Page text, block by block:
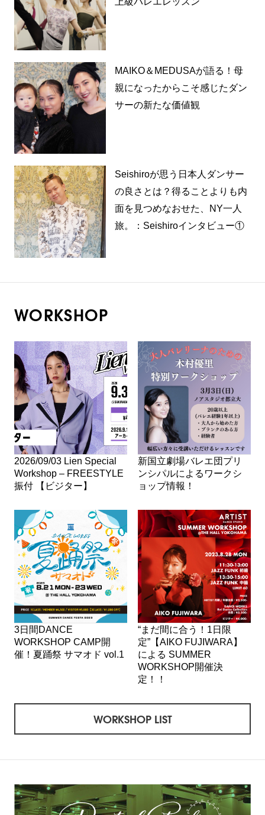
MAIKO＆MEDUSAが語る！母
親になったからこそ感じたダン
サーの新たな価値観
Seishiroが思う日本人ダンサー
の良さとは？得ることよりも内
面を見つめなおせた、NY一人
旅。：Seishiroインタビュー①
WORKSHOP
2026/09/03 Lien Special
Workshop – FREESTYLE
振付 【ビジター】
新国立劇場バレエ団プリ
ンシパルによるワークシ
ョップ情報！
3日間DANCE
WORKSHOP CAMP開
催！夏踊祭 サマオド vol.1
“まだ間に合う！1日限
定”【AIKO FUJIWARA】
による SUMMER
WORKSHOP開催決
定！！
WORKSHOP LIST